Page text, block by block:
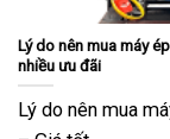
Lý do nên mua máy
nhiều ưu đãi
Lý do nên mua